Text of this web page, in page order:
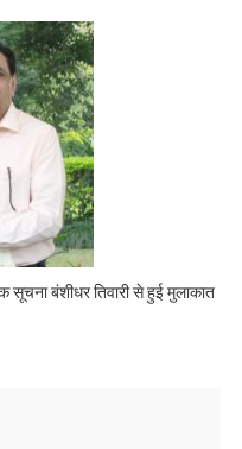
सूचना बंशीधर तिवारी से हुई मुलाकात